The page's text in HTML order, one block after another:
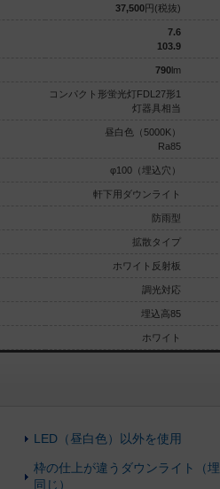
37,500円(税抜)
7.6
103.9
790lm
コンパクト形蛍光灯FDL27形1
灯器具相当
昼白色（5000K）
Ra85
φ100（埋込穴）
軒下用ダウンライト
防雨型
拡散タイプ
ホワイト反射板
調光対応
埋込高85
ホワイト
LED（昼白色）以外を使用
枠の仕上が違うダウンライト（
同じ）